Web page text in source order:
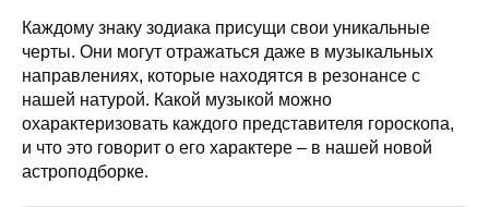
Каждому знаку зодиака присущи свои уникальные
черты. Они могут отражаться даже в музыкальных
направлениях, которые находятся в резонансе с
нашей натурой. Какой музыкой можно
охарактеризовать каждого представителя гороскопа,
и что это говорит о его характере – в нашей новой
астроподборке.